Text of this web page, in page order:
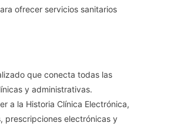
ofrecer servicios sanitarios
que conecta todas las
y administrativas.
a la Historia Clínica Electrónica,
prescripciones electrónicas y